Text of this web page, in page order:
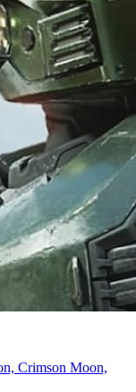
Crimson Moon,